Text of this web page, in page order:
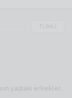
TÜMÜ
yaştaki erkekler...